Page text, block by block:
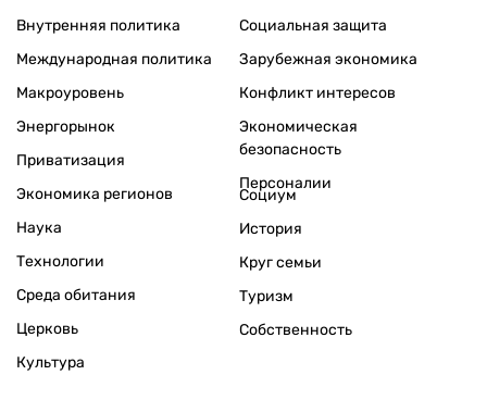
Внутренняя политика
Международная политика
Макроуровень
Энергорынок
Приватизация
Экономика регионов
Социальная защита
Зарубежная экономика
Конфликт интересов
Экономическая
безопасность
Персоналии
Наука
Технологии
Среда обитания
Церковь
Культура
Социум
История
Круг семьи
Туризм
Собственность